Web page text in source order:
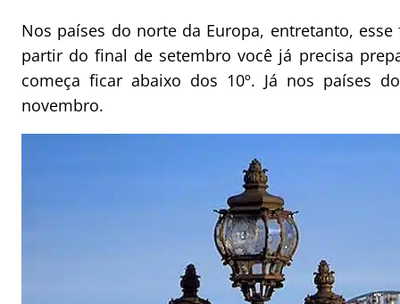
Nos países do norte da Europa, entretanto,
partir do final de setembro você já precisa
começa ficar abaixo dos 10º. Já nos países
novembro.